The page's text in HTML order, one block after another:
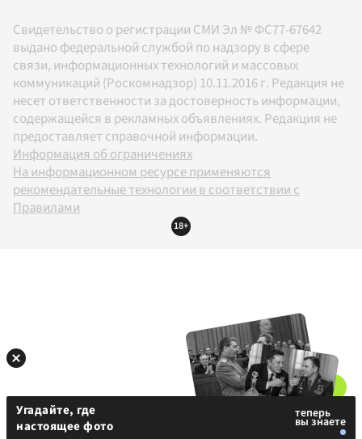
Свидетельство о регистрации СМИ Эл № ФС77-67642
выдано федеральной службой по надзору в сфере
связи, информационных технологий и массовых
коммуникаций (Роскомнадзор) 10.11.2016 г. Редакция не
несет ответственности за достоверность информации,
содержащейся в рекламных объявлениях. Редакция не
предоставляет справочной информации.
Информация об ограничениях
На информационном ресурсе применяются
рекомендательные технологии в соответствии с
Правилами
18+
Угадайте, где
настоящее фото